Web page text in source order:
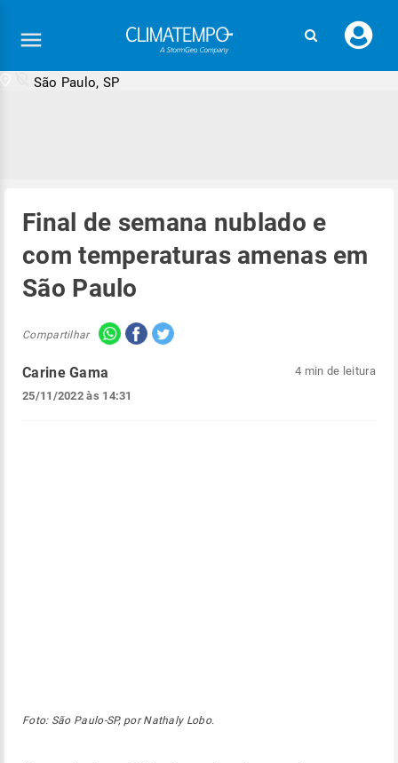
seu
São Paulo, SP
Final de semana nublado e
com temperaturas amenas em
São Paulo
Compartilhar
Carine Gama
25/11/2022 às 14:31
4 min de leitura
Foto: São Paulo-SP, por Nathaly Lobo.